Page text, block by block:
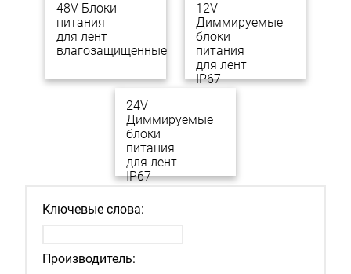
48V Блоки
питания
для лент
влагозащищенные
12V
Диммируемые
блоки
питания
для лент
IP67
24V
Диммируемые
блоки
питания
для лент
IP67
Ключевые слова:
Производитель: